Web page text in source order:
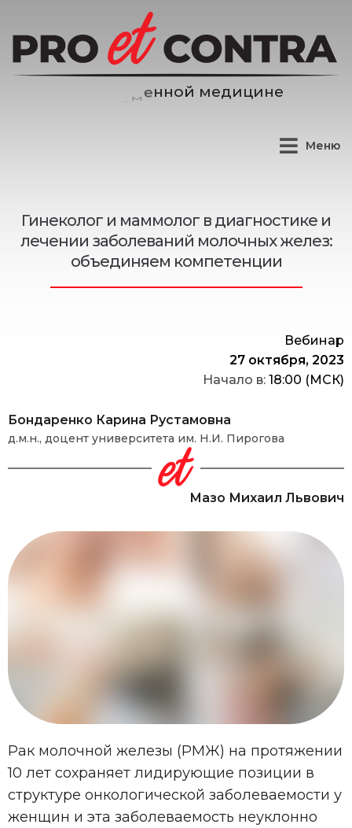
едицине
Меню
Гинеколог и маммолог в диагностике и
лечении заболеваний молочных желез:
объединяем компетенции
Вебинар
27 октября, 2023
Начало в: 18:00 (МСК)
Бондаренко Карина Рустамовна
д.м.н., доцент университета им. Н.И. Пирогова
Мазо Михаил Львович
Рак молочной железы (РМЖ) на протяжении
10 лет сохраняет лидирующие позиции в
структуре онкологической заболеваемости у
женщин и эта заболеваемость неуклонно